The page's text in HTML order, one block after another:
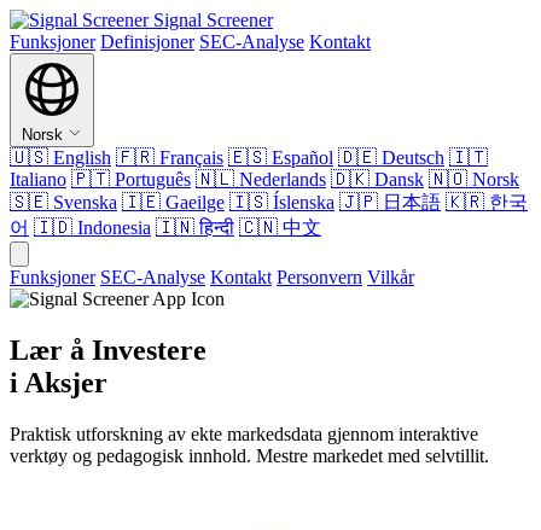
Signal Screener
Funksjoner Definisjoner SEC-Analyse Kontakt
Norsk
🇺🇸 English 🇫🇷 Français 🇪🇸 Español 🇩🇪 Deutsch 🇮🇹
Italiano 🇵🇹 Português 🇳🇱 Nederlands 🇩🇰 Dansk 🇳🇴 Norsk
🇸🇪 Svenska 🇮🇪 Gaeilge 🇮🇸 Íslenska 🇯🇵 日本語 🇰🇷 한국
어 🇮🇩 Indonesia 🇮🇳हिन्दी 🇨🇳 中文
Funksjoner SEC-Analyse Kontakt Personvern Vilkår
Lær å Investere
i Aksjer
Praktisk utforskning av ekte markedsdata gjennom interaktive
verktøy og pedagogisk innhold. Mestre markedet med selvtillit.